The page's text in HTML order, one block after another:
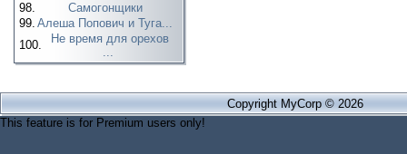
98.
Самогонщики
99. Алеша Попович и Туга...
100.
Не время для орехов
...
Copyright MyCorp © 2026
This feature is for Premium users only!